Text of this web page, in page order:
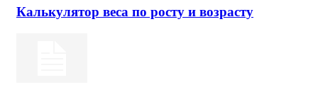
Калькулятор веса по росту и возрасту